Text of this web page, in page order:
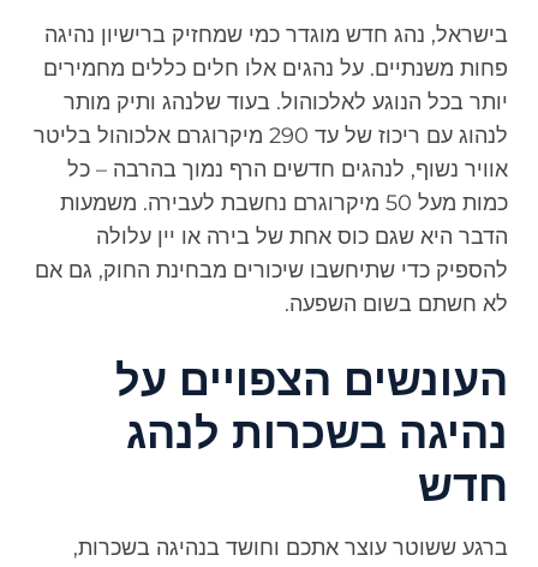
בישראל, נהג חדש מוגדר כמי שמחזיק ברישיון נהיגה
פחות משנתיים. על נהגים אלו חלים כללים מחמירים
יותר בכל הנוגע לאלכוהול. בעוד שלנהג ותיק מותר
לנהוג עם ריכוז של עד 290 מיקרוגרם אלכוהול בליטר
אוויר נשוף, לנהגים חדשים הרף נמוך בהרבה – כל
כמות מעל 50 מיקרוגרם נחשבת לעבירה. משמעות
הדבר היא שגם כוס אחת של בירה או יין עלולה
להספיק כדי שתיחשבו שיכורים מבחינת החוק, גם אם
לא חשתם בשום השפעה.
העונשים הצפויים על
נהיגה בשכרות לנהג
חדש
ברגע ששוטר עוצר אתכם וחושד בנהיגה בשכרות,